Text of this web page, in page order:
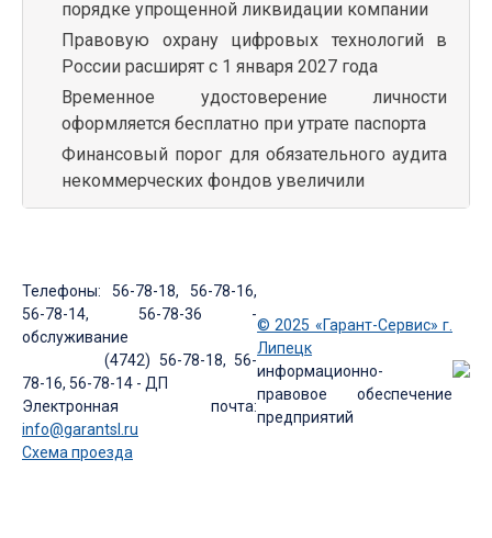
порядке упрощенной ликвидации компании
Правовую охрану цифровых технологий в
России расширят с 1 января 2027 года
Временное удостоверение личности
оформляется бесплатно при утрате паспорта
Финансовый порог для обязательного аудита
некоммерческих фондов увеличили
Телефоны: 56-78-18, 56-78-16,
56-78-14, 56-78-36 -
обслуживание
(4742) 56-78-18, 56-
78-16, 56-78-14 - ДП
Электронная почта:
info@garantsl.ru
Схема проезда
© 2025 «Гарант-Сервис» г.
Липецк
информационно-
правовое обеспечение
предприятий